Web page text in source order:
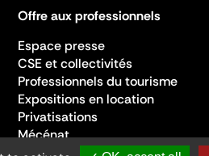
Offre aux professionnels
Espace presse
CSE et collectivités
Professionnels du tourisme
Expositions en location
Privatisations
Mécénat